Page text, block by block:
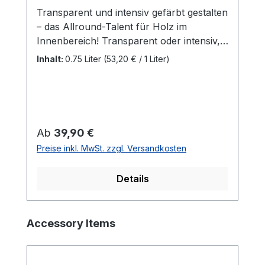
Transparent und intensiv gefärbt gestalten
– das Allround-Talent für Holz im
Innenbereich! Transparent oder intensiv,
seidenmatt oder matt, für innenBesonders
wasser- und schmutzabweisende
Oberfläche. Sie wird wischfest und
widerstandsfähig gegen Flecken.Als
Holzbodenbeläge nur einen Anstrich
vornehmen. Nach vollständiger
farblosen Osmo Hartwachs-Öl
Inhalt: 0.75 Liter (53,20 € / 1 Liter)
Regulärer Preis:
Ab 39,90 €
Preise inkl. MwSt. zzgl. Versandkosten
Details
Produktgalerie überspringen
Accessory Items